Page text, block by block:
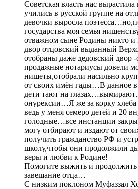
Советская власть нас
учились в русской группе на
девочки выросла
государства моя семья
отважном сыне Родины никто
двор отцовский выданный
отобраны даже дедовский двор
продажные нотариусы довели
нищеты,отобрали насильно
от своих имён гады…В данное
дети тают на
онурексии…Я же за корку
ведь у меня семеро детей и 20
голодные…все инстанции
могу отбирают и издают от
получить гражданство РФ и
школу,чтобы они продолжили
веры и любви к Родине!
Помогите выжить и продолжить
завещание отца…
С низким поклоном Муфаззал